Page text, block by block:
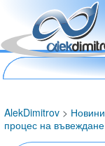
AlekDimitrov > Новини
процес на